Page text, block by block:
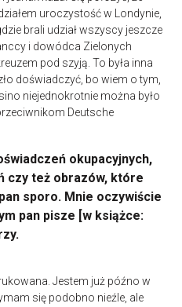
uroczystość w Londynie,
brali udział wszyscy jeszcze
i dowódca Zielonych
pod szyją. To była inna
doświadczyć, bo wiem o tym,
niejednokrotnie można było
Deutsche
okupacyjnych,
czy też obrazów, które
sporo. Mnie oczywiście
pan pisze [w książce:
Jestem już późno w
się podobno nieźle, ale